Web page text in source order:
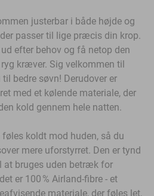
justerbar i både højde og
passer til lige præcis din krop.
efter behov og få netop den
kræver. Sig velkommen til
bedre søvn! Derudover er
med et kølende materiale, der
kold gennem hele natten.
koldt mod huden, så du
mere uforstyrret. Den er tynd
bruges uden betræk for
er 100 % Airland-fibre - et
materiale, der føles let,